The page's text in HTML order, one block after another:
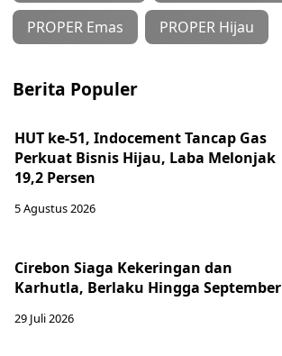
PROPER Emas PROPER Hijau
Berita Populer
HUT ke-51, Indocement Tancap Gas
Perkuat Bisnis Hijau, Laba Melonjak
19,2 Persen
5 Agustus 2026
Cirebon Siaga Kekeringan dan
Karhutla, Berlaku Hingga September
29 Juli 2026